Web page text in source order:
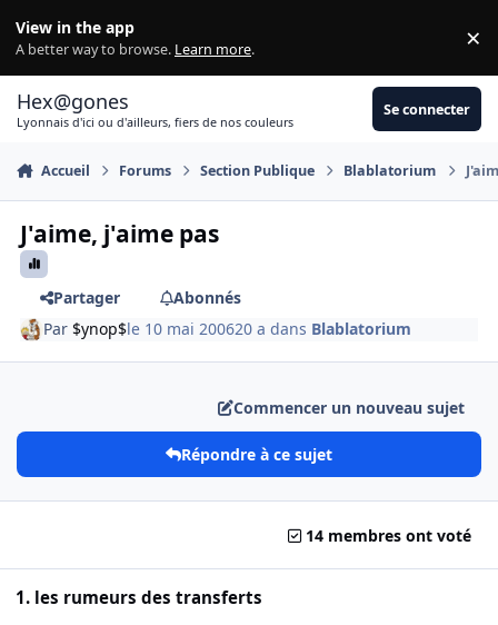
View in the app
A better way to browse. Learn more. ×
Hex@gones
Lyonnais d'ici ou d'ailleurs, fiers de nos couleurs
Se connecter
Accueil Forums Section Publique Blablatorium
J'aime, j'aime pas
Partager
Abonnés
Par $ynop$le 10 mai 200620 a dans Blablatorium
Commencer un nouveau sujet
Répondre à ce sujet
14 membres ont voté
1. les rumeurs des transferts